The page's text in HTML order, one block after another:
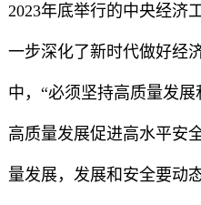
2023年底举行的中央经济
一步深化了新时代做好经
中，“必须坚持高质量发
高质量发展促进高水平安
量发展，发展和安全要动